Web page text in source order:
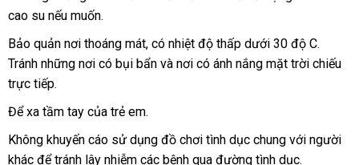
vật
giả
cá
heo
gai
siêu
DC77C
có
nào
cao su chất
lượng
nếu muốn.
Bảo quản nơi thoáng mátđổi
trả
, có nhiệt độ thấp dưới 30 độ Cgần
nhất
.
Tránh nội
địa
những nơi có bụi bẩn thanh
và nơi có ánh nắng mặt trời chiếu
trực tiếp.
Để xa tầm tay Pháp
của trẻ em.
Không khuyến cáo sử dụng đồ chơi tình dục chung có
nên
với người
khác nơi
để tránh lây nhiễm phản
các bệnh qua đường tình dục.